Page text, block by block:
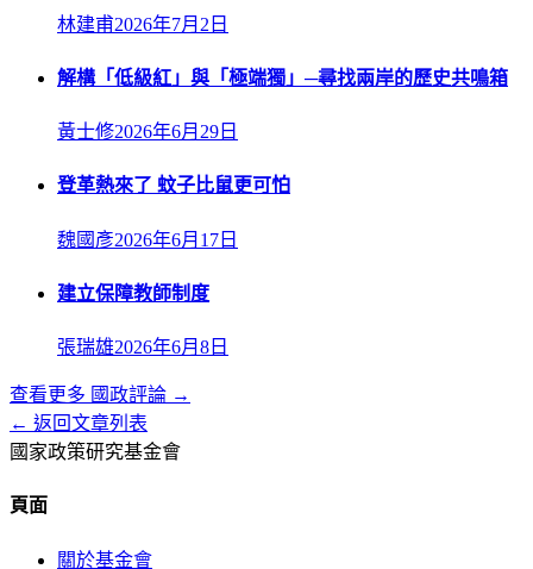
林建甫2026年7月2日
解構「低級紅」與「極端獨」─尋找兩岸的歷史共鳴箱
黃士修2026年6月29日
登革熱來了 蚊子比鼠更可怕
魏國彥2026年6月17日
建立保障教師制度
張瑞雄2026年6月8日
查看更多 國政評論 →
← 返回文章列表
國家政策研究基金會
頁面
關於基金會